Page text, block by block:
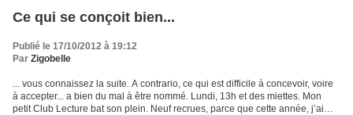
Ce qui se conçoit bien...
Publié le 17/10/2012 à 19:12
Par Zigobelle
... vous connaissez la suite. A contrario, ce qui est difficile à concevoir, voire
à accepter... a bien du mal à être nommé. Lundi, 13h et des miettes. Mon
petit Club Lecture bat son plein. Neuf recrues, parce que cette année, j’ai